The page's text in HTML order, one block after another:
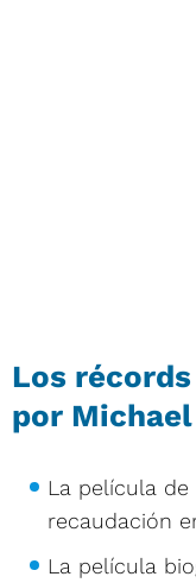
Los
por Michael
La película
recaudación
La película